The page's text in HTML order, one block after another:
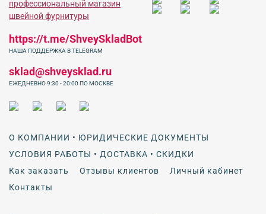
О КОМПАНИИ • ЮРИДИЧЕСКИЕ ДОКУМЕНТЫ
УСЛОВИЯ РАБОТЫ • ДОСТАВКА • СКИДКИ
Как заказать
Отзывы клиентов
Личный кабинет
Контакты
https://t.me/ShveySkladBot
НАША ПОДДЕРЖКА В TELEGRAM
sklad@shveysklad.ru
ЕЖЕДНЕВНО 9:30 - 20:00 ПО МОСКВЕ